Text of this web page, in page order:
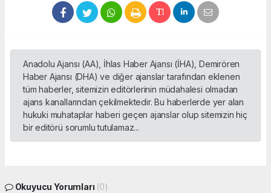
Anadolu Ajansı (AA), İhlas Haber Ajansı (İHA), Demirören
Haber Ajansı (DHA) ve diğer ajanslar tarafından eklenen
tüm haberler, sitemizin editörlerinin müdahalesi olmadan
ajans kanallarından çekilmektedir. Bu haberlerde yer alan
hukuki muhataplar haberi geçen ajanslar olup sitemizin hiç
bir editörü sorumlu tutulamaz...
Okuyucu Yorumları (0)